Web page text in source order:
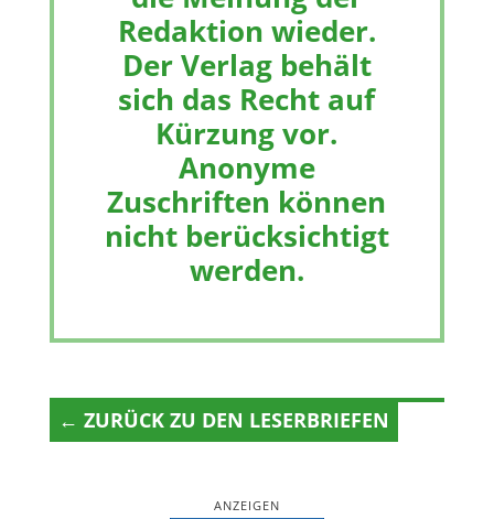
Redaktion wieder.
Der Verlag behält
sich das Recht auf
Kürzung vor.
Anonyme
Zuschriften können
nicht berücksichtigt
werden.
← ZURÜCK ZU DEN LESERBRIEFEN
ANZEIGEN